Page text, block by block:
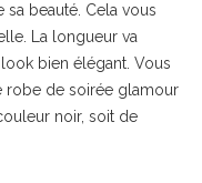
beauté. Cela vous
La longueur va
bien élégant. Vous
robe de soirée glamour
noir, soit de